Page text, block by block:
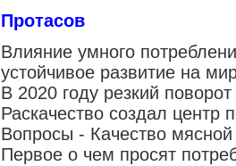
Протасов
Влияние умного
устойчивое развитие на
В 2020 году резкий
Раскачество создал центр
Вопросы - Качество мясной
Первое о чем просят